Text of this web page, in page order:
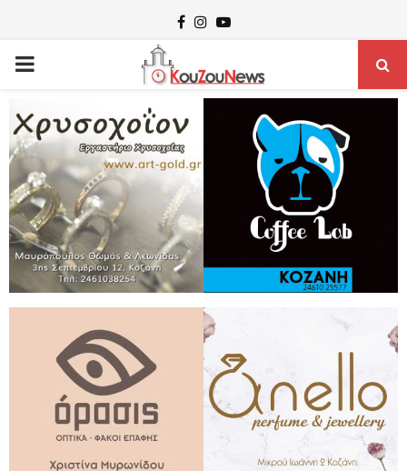
Facebook
Instagram
Youtube
PRIMARY
MENU